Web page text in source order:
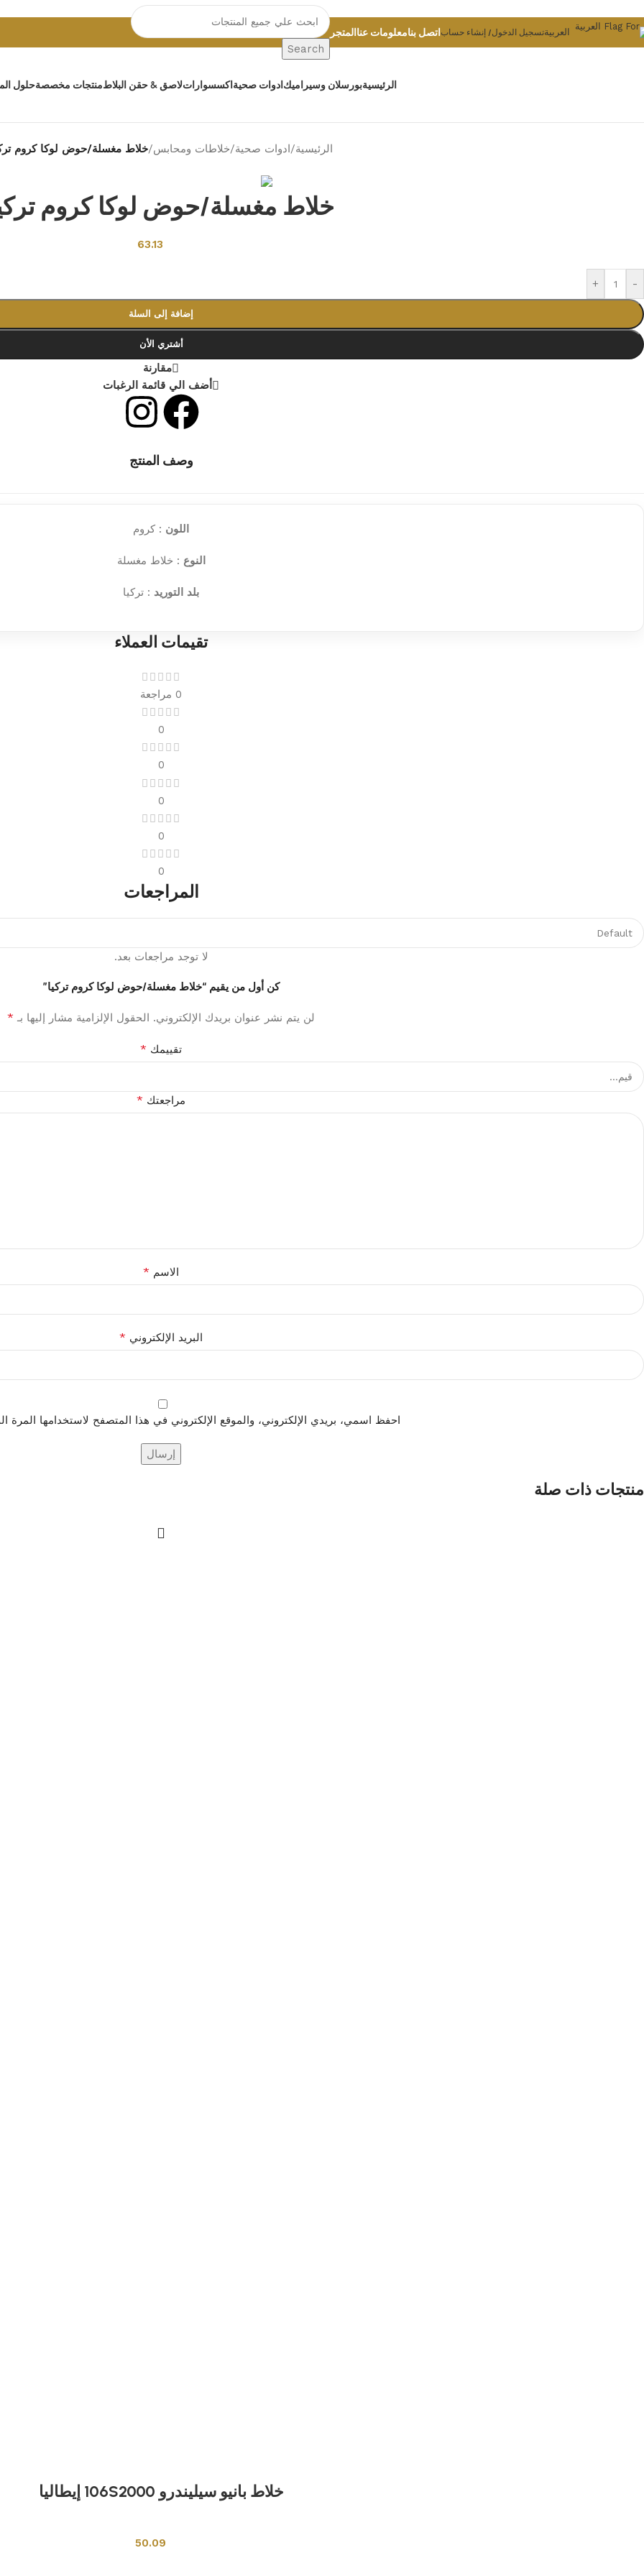
العربيةتسجيل الدخول/ إنشاء حساب اتصل بنامعلومات عنا المتجر
Search
الرئيسيةبورسلان وسيراميك ادوات صحية اكسسواراتلاصق & حقن البلاطمنتجات مخصصةحلول
الرئيسية/ادوات صحية/خلاطات ومحابس/خلاط مغسلة/حوض لوكا كروم
خلاط مغسلة/حوض لوكا كروم
63.13
-
+
إضافة إلى السلة
أشتري الأن
مقارنة
أضف الي قائمة الرغبات
وصف المنتج
اللون : كروم
النوع : خلاط مغسلة
بلد التوريد : تركيا
تقيمات العملاء
0 مراجعة
0
0
0
0
0
المراجعات
لا توجد مراجعات بعد.
كن أول من يقيم “خلاط مغسلة/حوض لوكا كروم تركيا”
لن يتم نشر عنوان بريدك الإلكتروني. الحقول الإلزامية مشار إليها بـ *
تقييمك *
مراجعتك *
الاسم *
البريد الإلكتروني *
احفظ اسمي، بريدي الإلكتروني، والموقع الإلكتروني في هذا المتصفح لاستخدامها المرة
منتجات ذات صلة
خلاط بانيو سيليندرو 106S2000 إيطاليا
50.09